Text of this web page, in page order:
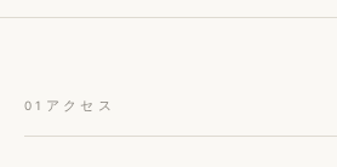
01 アクセス